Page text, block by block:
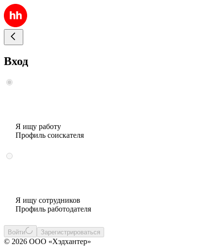
Вход
Я ищу работу
Профиль соискателя
Я ищу сотрудников
Профиль работодателя
Войти Зарегистрироваться
© 2026 ООО «Хэдхантер»